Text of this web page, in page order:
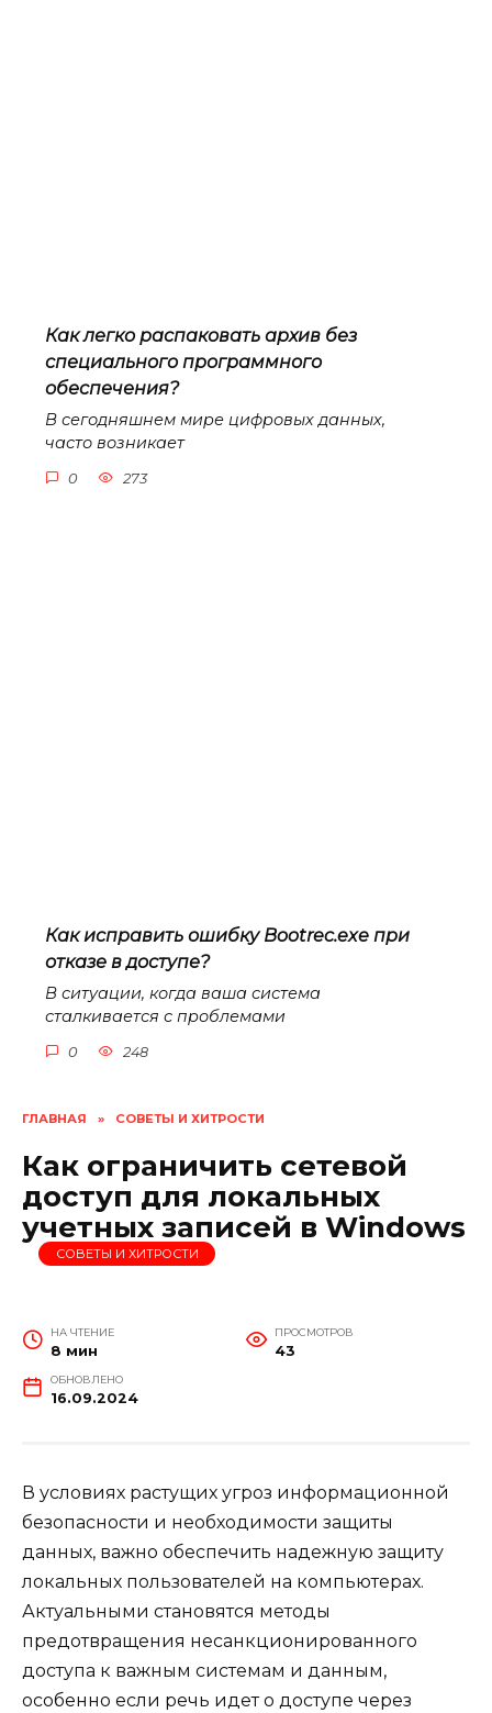
ГЛАВНАЯ » СОВЕТЫ И ХИТРОСТИ
Как ограничить сетевой
доступ для локальных
учетных записей в Windows
СОВЕТЫ И ХИТРОСТИ
НА ЧТЕНИЕ
8 мин
ПРОСМОТРОВ
43
ОБНОВЛЕНО
16.09.2024
В условиях растущих угроз информационной
безопасности и необходимости защиты
данных, важно обеспечить надежную защиту
локальных пользователей на компьютерах.
Актуальными становятся методы
предотвращения несанкционированного
доступа к важным системам и данным,
особенно если речь идет о доступе через
Как легко распаковать архив без
специального программного
обеспечения?
В сегодняшнем мире цифровых данных,
часто возникает
0 273
Как исправить ошибку Bootrec.exe при
отказе в доступе?
В ситуации, когда ваша система
сталкивается с проблемами
0 248